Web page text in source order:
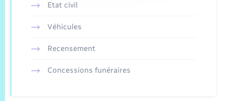
Etat civil
Véhicules
Recensement
Concessions funéraires